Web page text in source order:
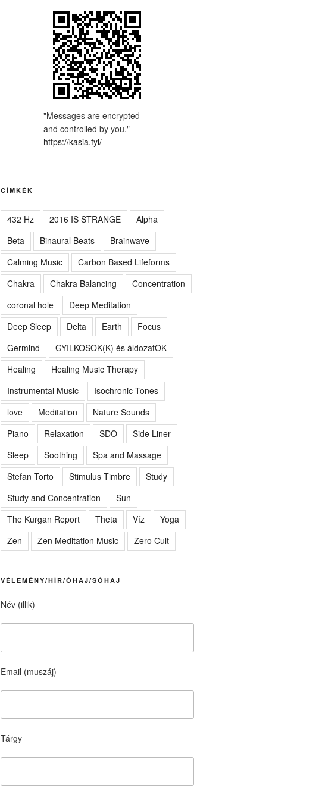
"Messages are encrypted
and controlled by you."
https://kasia.fyi/
CÍMKÉK
432 Hz 2016 IS STRANGE
Alpha
Beta
Binaural Beats
Brainwave
Calming Music
Carbon Based Lifeforms
Chakra
Chakra Balancing
Concentration
coronal hole
Deep Meditation
Deep Sleep
Delta Earth
Focus
Germind
GYILKOSOK(K) és áldozatOK
Healing
Healing Music Therapy
Instrumental Music
Isochronic Tones
love
Meditation
Nature Sounds
Piano
Relaxation SDO
Side Liner
Sleep
Soothing
Spa and Massage
Stefan Torto
Stimulus Timbre
Study
Study and Concentration
Sun
The Kurgan Report
Theta Víz
Yoga
Zen
Zen Meditation Music Zero Cult
VÉLEMÉNY/HÍR/ÓHAJ/SÓHAJ
Név (illik)
Email (muszáj)
Tárgy